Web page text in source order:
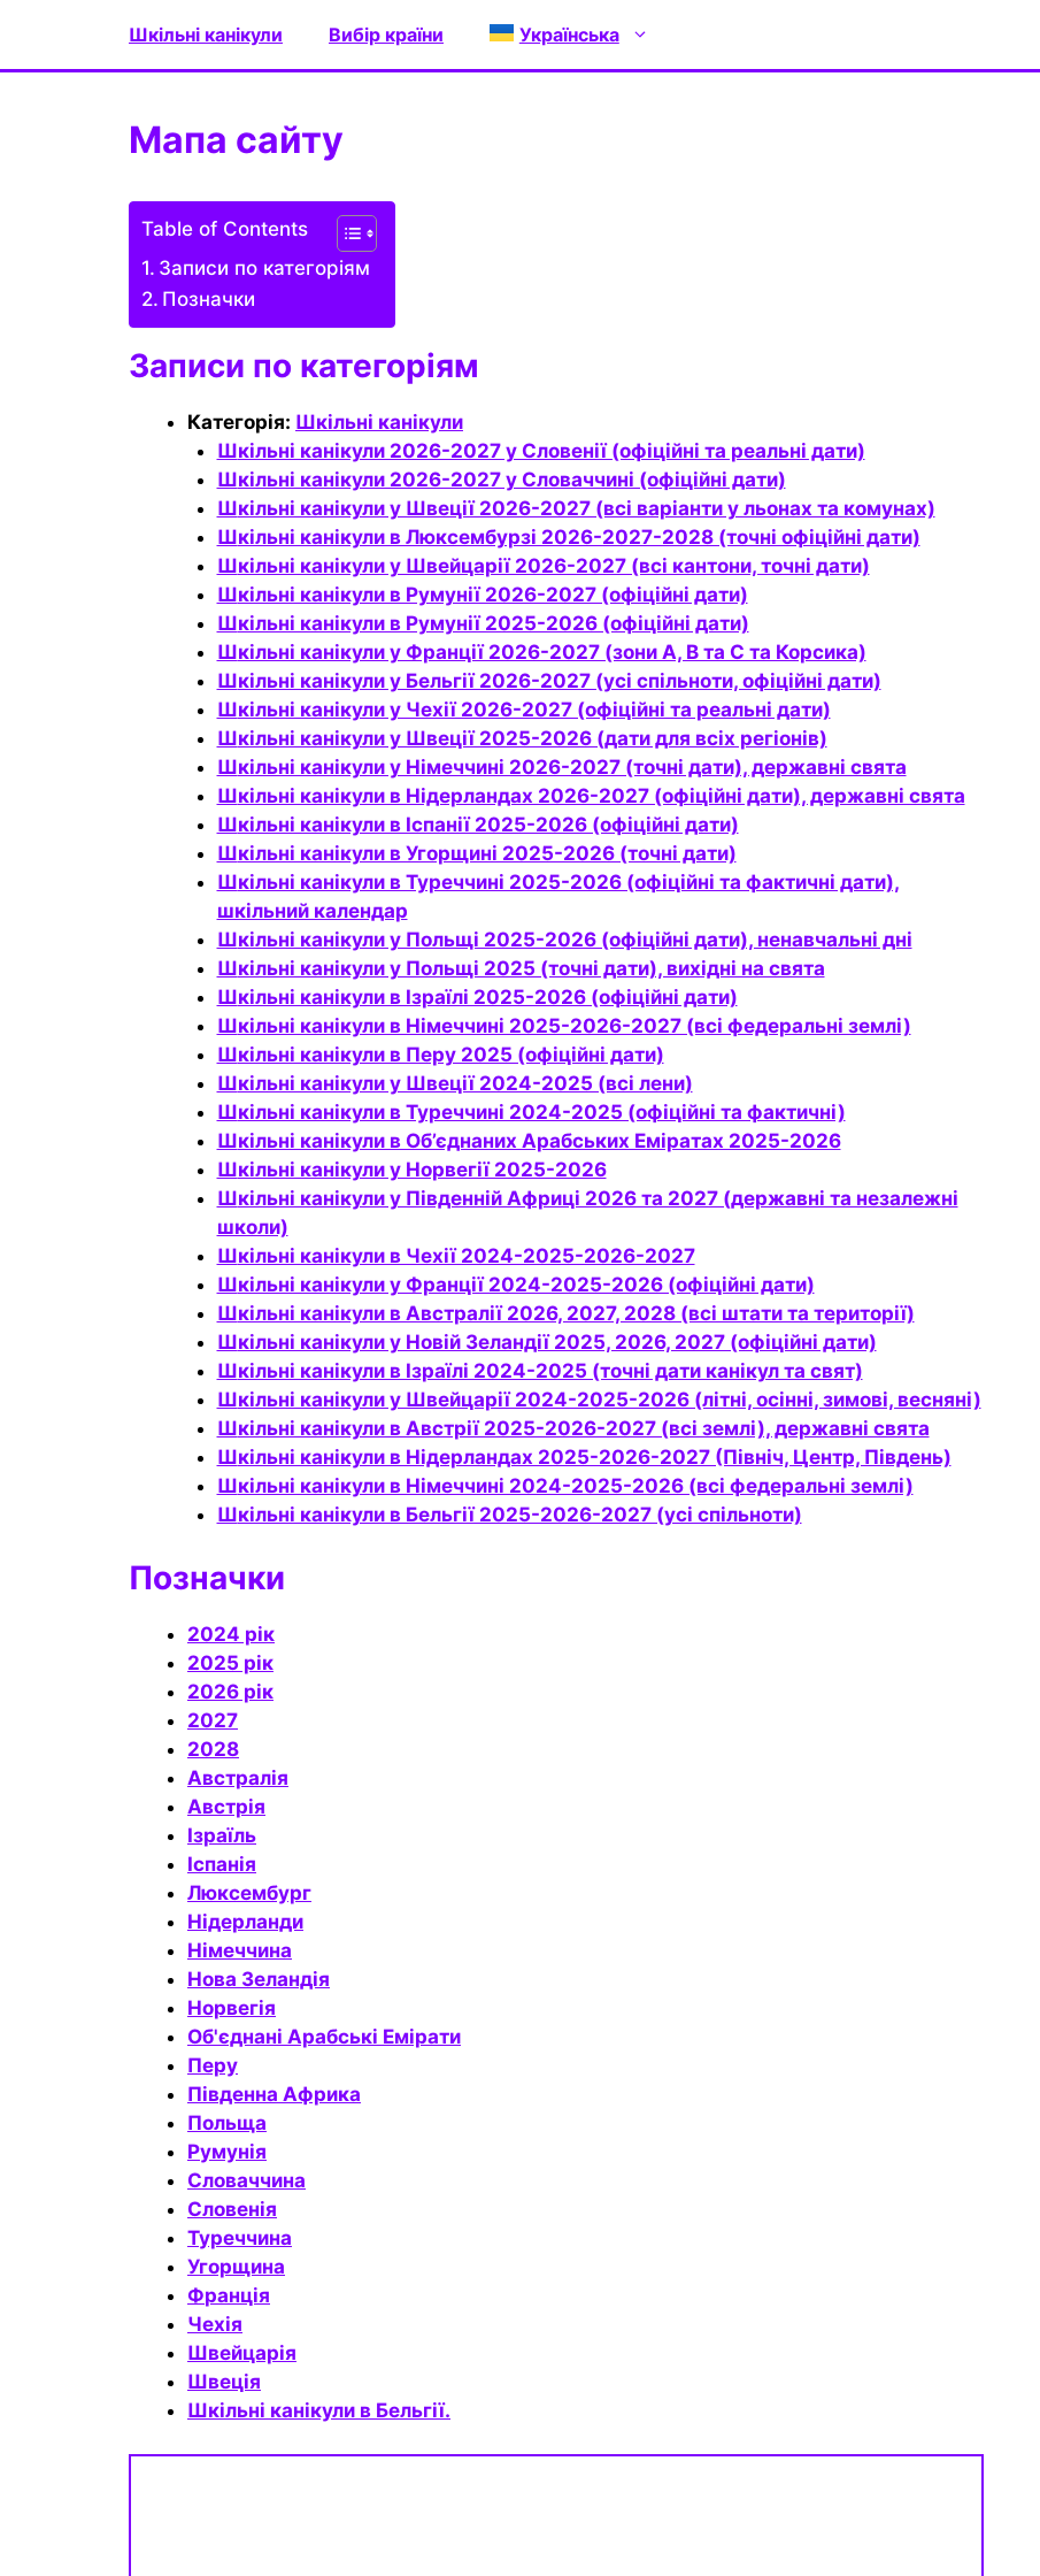
вмісту
Шкільні канікули Вибір країни Українська
Мапа сайту
Table of Contents
Записи по категоріям
Позначки
Записи по категоріям
Категорія: Шкільні канікули
Шкільні канікули 2026-2027 у Словенії (офіційні та реальні дати)
Шкільні канікули 2026-2027 у Словаччині (офіційні дати)
Шкільні канікули у Швеції 2026-2027 (всі варіанти у льонах та комунах)
Шкільні канікули в Люксембурзі 2026-2027-2028 (точні офіційні дати)
Шкільні канікули у Швейцарії 2026-2027 (всі кантони, точні дати)
Шкільні канікули в Румунії 2026-2027 (офіційні дати)
Шкільні канікули в Румунії 2025-2026 (офіційні дати)
Шкільні канікули у Франції 2026-2027 (зони A, B та C та Корсика)
Шкільні канікули у Бельгії 2026-2027 (усі спільноти, офіційні дати)
Шкільні канікули у Чехії 2026-2027 (офіційні та реальні дати)
Шкільні канікули у Швеції 2025-2026 (дати для всіх регіонів)
Шкільні канікули у Німеччині 2026-2027 (точні дати), державні свята
Шкільні канікули в Нідерландах 2026-2027 (офіційні дати), державні свята
Шкільні канікули в Іспанії 2025-2026 (офіційні дати)
Шкільні канікули в Угорщині 2025-2026 (точні дати)
Шкільні канікули в Туреччині 2025-2026 (офіційні та фактичні дати),
шкільний календар
Шкільні канікули у Польщі 2025-2026 (офіційні дати), ненавчальні дні
Шкільні канікули у Польщі 2025 (точні дати), вихідні на свята
Шкільні канікули в Ізраїлі 2025-2026 (офіційні дати)
Шкільні канікули в Німеччині 2025-2026-2027 (всі федеральні землі)
Шкільні канікули в Перу 2025 (офіційні дати)
Шкільні канікули у Швеції 2024-2025 (всі лени)
Шкільні канікули в Туреччині 2024-2025 (офіційні та фактичні)
Шкільні канікули в Об’єднаних Арабських Еміратах 2025-2026
Шкільні канікули у Норвегії 2025-2026
Шкільні канікули у Південній Африці 2026 та 2027 (державні та незалежні
школи)
Шкільні канікули в Чехії 2024-2025-2026-2027
Шкільні канікули у Франції 2024-2025-2026 (офіційні дати)
Шкільні канікули в Австралії 2026, 2027, 2028 (всі штати та території)
Шкільні канікули у Новій Зеландії 2025, 2026, 2027 (офіційні дати)
Шкільні канікули в Ізраїлі 2024-2025 (точні дати канікул та свят)
Шкільні канікули у Швейцарії 2024-2025-2026 (літні, осінні, зимові, весняні)
Шкільні канікули в Австрії 2025-2026-2027 (всі землі), державні свята
Шкільні канікули в Нідерландах 2025-2026-2027 (Північ, Центр, Південь)
Шкільні канікули в Німеччині 2024-2025-2026 (всі федеральні землі)
Шкільні канікули в Бельгії 2025-2026-2027 (усі спільноти)
Позначки
2024 рік
2025 рік
2026 рік
2027
2028
Австралія
Австрія
Ізраїль
Іспанія
Люксембург
Нідерланди
Німеччина
Нова Зеландія
Норвегія
Об'єднані Арабські Емірати
Перу
Південна Африка
Польща
Румунія
Словаччина
Словенія
Туреччина
Угорщина
Франція
Чехія
Швейцарія
Швеція
Шкільні канікули в Бельгії.